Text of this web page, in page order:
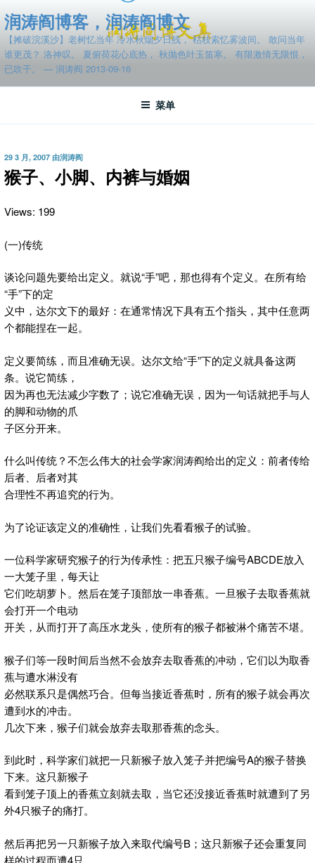
至
容
润涛阎博客，润涛阎博文
【摊破浣溪沙】老树忆当年 冷水秋烟夕日残， 枯枝索忆雾波间。 敢问当年
谁更茂？ 洛神叹。 夏俯荷花心底热， 秋抛色叶玉笛寒。 有限激情无限恨，
已吹干。 — 润涛阎 2013-09-16
菜单
发
布
于
29 3 月, 2007 由润涛阎
猴子、小脚、内裤与婚姻
Views: 199
(一)传统
谈论问题先要给出定义。就说“手”吧，那也得有个定义。 在所有给
“手”下的定
义中，达尔文下的最好：在通常情况下具有五个指头，其中任意两
个都能捏在一起。
定义要简练，而且准确无误。达尔文给“手”下的定义就具备这两
条。说它简练，
因为再也无法减少字数了；说它准确无误，因为一句话就把手与人
的脚和动物的爪
子区分开来。
什么叫传统？不怎么伟大的社会学家润涛阎给出的定义：前者传给
后者、后者对其
合理性不再追究的行为。
为了论证该定义的准确性，让我们先看看猴子的试验。
一位科学家研究猴子的行为传承性：把五只猴子编号ABCDE放入
一大笼子里，每天让
它们吃胡萝卜。然后在笼子顶部放一串香蕉。一旦猴子去取香蕉就
会打开一个电动
开关，从而打开了高压水龙头，使所有的猴子都被淋个痛苦不堪。
猴子们等一段时间后当然不会放弃去取香蕉的冲动，它们以为取香
蕉与遭水淋没有
必然联系只是偶然巧合。但每当接近香蕉时，所有的猴子就会再次
遭到水的冲击。
几次下来，猴子们就会放弃去取那香蕉的念头。
到此时，科学家们就把一只新猴子放入笼子并把编号A的猴子替换
下来。这只新猴子
看到笼子顶上的香蕉立刻就去取，当它还没接近香蕉时就遭到了另
外4只猴子的痛打。
然后再把另一只新猴子放入来取代编号B；这只新猴子还会重复同
样的过程而遭4只